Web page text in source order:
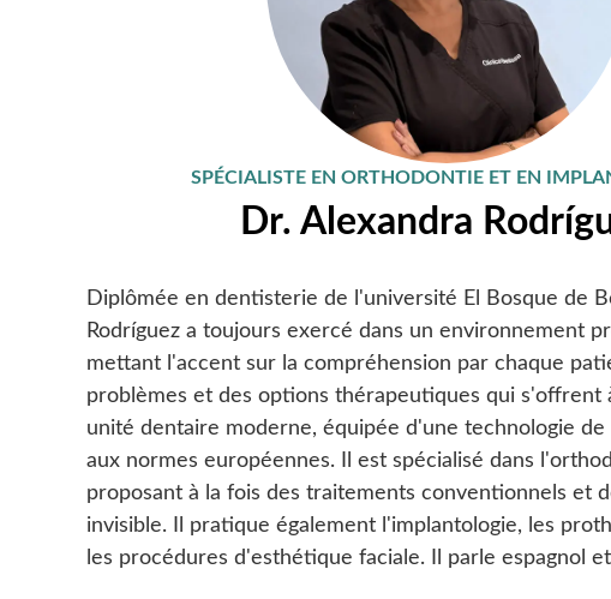
SPÉCIALISTE EN ORTHODONTIE ET EN
Dr. Alexandra
Diplômée en dentisterie de l'université El Bosque de
Rodríguez a toujours exercé dans un environnement
mettant l'accent sur la compréhension par chaque
problèmes et des options thérapeutiques qui s'offrent
unité dentaire moderne, équipée d'une technologie
aux normes européennes. Il est spécialisé dans
proposant à la fois des traitements conventionnels et
invisible. Il pratique également l'implantologie, les
les procédures d'esthétique faciale. Il parle espagnol